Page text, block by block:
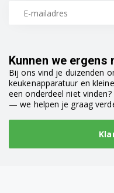
Kunnen we ergens
Bij ons vind je duizenden
keukenapparatuur en
een onderdeel niet
— we helpen je graag